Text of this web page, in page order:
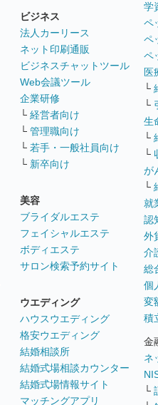
ビジネス
法人カーリース
ネット印刷通販
ビジネスチャットツール
Web会議ツール
企業研修
└ 経営者向け
└ 管理職向け
└ 若手・一般社員向け
└ 新卒向け
美容
ブライダルエステ
フェイシャルエステ
ボディエステ
サロン検索予約サイト
ウエディング
ハウスウエディング
格安ウエディング
結婚相談所
結婚式場相談カウンター
結婚式場情報サイト
マッチングアプリ
学
ペ
ペ
ペ
医
└
└
生
└
└
が
└
就
認
外
介
総
個
変
積
金
ネ
└